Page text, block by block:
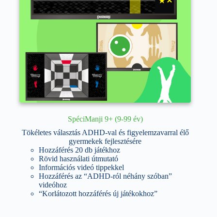
SpéciManji 9+ (9-99 év)
Tökéletes választás ADHD-val és figyelemzavarral élő
gyermekek fejlesztésére
Hozzáférés 20 db játékhoz
Rövid használati útmutató
Információs videó tippekkel
Hozzáférés az “ADHD-ról néhány szóban”
videóhoz
“Korlátozott hozzáférés új játékokhoz”